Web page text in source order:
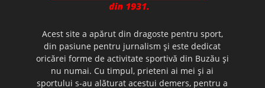
Acest site a apărut din dragoste pentru sport,
din pasiune pentru jurnalism şi este dedicat
oricărei forme de activitate sportivă din Buzău şi
nu numai. Cu timpul, prieteni ai mei şi ai
sportului s-au alăturat acestui demers, pentru a